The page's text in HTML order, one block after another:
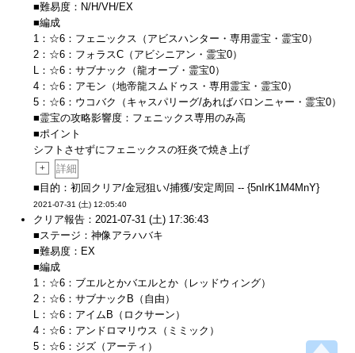
■難易度：N/H/VH/EX
■編成
1：☆6：フェニックス（アビスハンター・専用霊宝・霊宝0）
2：☆6：フォラスC（アビシニアン・霊宝0）
L：☆6：サブナック（龍オーブ・霊宝0）
4：☆6：アモン（地帝龍スムドゥス・専用霊宝・霊宝0）
5：☆6：ウコバク（キャスパリーグ/あればバロンニャー・霊宝0）
■霊宝の攻略影響度：フェニックス専用のみ高
■ポイント
シフトさせずにフェニックスの狂炎で焼き上げ
+
詳細
■目的：初回クリア/金冠狙い/捕獲/安定周回 -- {5nIrK1M4MnY}
2021-07-31 (土) 12:05:40
クリア報告：2021-07-31 (土) 17:36:43
■ステージ：神像アラハバキ
■難易度：EX
■編成
1：☆6：ブエルとかバエルとか（レッドウィング）
2：☆6：サブナックB（自由）
L：☆6：アイムB（ロクサーン）
4：☆6：アンドロマリウス（ミミック）
5：☆6：ジズ（アーティ）